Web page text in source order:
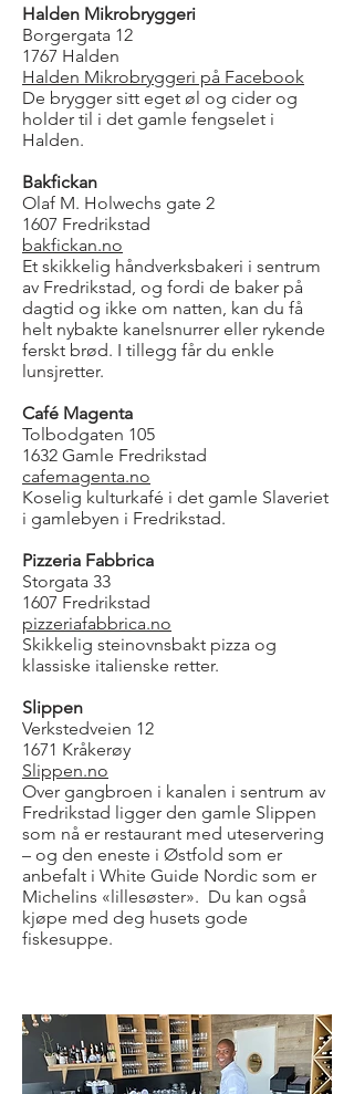
Halden Mikrobryggeri
Borgergata 12
1767 Halden
Halden Mikrobryggeri på Facebook
De brygger sitt eget øl og cider og
holder til i det gamle fengselet i
Halden.
Bakfickan
Olaf M. Holwechs gate 2
1607 Fredrikstad
bakfickan.no
Et skikkelig håndverksbakeri i sentrum
av Fredrikstad, og fordi de baker på
dagtid og ikke om natten, kan du få
helt nybakte kanelsnurrer eller rykende
ferskt brød. I tillegg får du enkle
lunsjretter.
Café Magenta
Tolbodgaten 105
1632 Gamle Fredrikstad
cafemagenta.no
Koselig kulturkafé i det gamle Slaveriet
i gamlebyen i Fredrikstad.
Pizzeria Fabbrica
Storgata 33
1607 Fredrikstad
pizzeriafabbrica.no
Skikkelig steinovnsbakt pizza og
klassiske italienske retter.
Slippen
Verkstedveien 12
1671 Kråkerøy
Slippen.no
Over gangbroen i kanalen i sentrum av
Fredrikstad ligger den gamle Slippen
som nå er restaurant med uteservering
– og den eneste i Østfold som er
anbefalt i White Guide Nordic som er
Michelins «lillesøster». Du kan også
kjøpe med deg husets gode
fiskesuppe.